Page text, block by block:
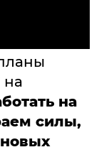
на
на
силы,